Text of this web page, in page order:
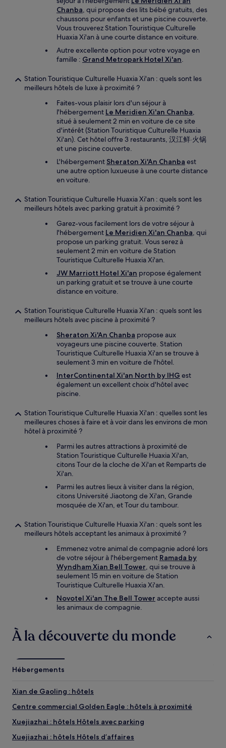
Chanba, qui propose des lits bébé gratuits, des
chaussons pour enfants et une piscine couverte.
Vous trouverez Station Touristique Culturelle
Huaxia Xi'an à une courte distance en voiture.
Autre excellente option pour votre voyage en
famille : Grand Metropark Hotel Xi'an.
Station Touristique Culturelle Huaxia Xi'an : quels sont les
meilleurs hôtels de luxe à proximité ?
Faites-vous plaisir lors d'un séjour à
l'hébergement Le Meridien Xi'an Chanba,
situé à seulement 2 min en voiture de ce site
d'intérêt (Station Touristique Culturelle Huaxia
Xi'an). Cet hôtel offre 3 restaurants, 汉江鲜·火锅
et une piscine couverte.
L'hébergement Sheraton Xi'An Chanba est
une autre option luxueuse à une courte distance
en voiture.
Station Touristique Culturelle Huaxia Xi'an : quels sont les
meilleurs hôtels avec parking gratuit à proximité ?
Garez-vous facilement lors de votre séjour à
l'hébergement Le Meridien Xi'an Chanba, qui
propose un parking gratuit. Vous serez à
seulement 2 min en voiture de Station
Touristique Culturelle Huaxia Xi'an.
JW Marriott Hotel Xi'an propose également
un parking gratuit et se trouve à une courte
distance en voiture.
Station Touristique Culturelle Huaxia Xi'an : quels sont les
meilleurs hôtels avec piscine à proximité ?
Sheraton Xi'An Chanba propose aux
voyageurs une piscine couverte. Station
Touristique Culturelle Huaxia Xi'an se trouve à
seulement 3 min en voiture de l'hôtel.
InterContinental Xi'an North by IHG est
également un excellent choix d'hôtel avec
piscine.
Station Touristique Culturelle Huaxia Xi'an : quelles sont les
meilleures choses à faire et à voir dans les environs de mon
hôtel à proximité ?
Parmi les autres attractions à proximité de
Station Touristique Culturelle Huaxia Xi'an,
citons Tour de la cloche de Xi'an et Remparts de
Xi'an.
Parmi les autres lieux à visiter dans la région,
citons Université Jiaotong de Xi'an, Grande
mosquée de Xi'an, et Tour du tambour.
Station Touristique Culturelle Huaxia Xi'an : quels sont les
meilleurs hôtels acceptant les animaux à proximité ?
Emmenez votre animal de compagnie adoré lors
de votre séjour à l'hébergement Ramada by
Wyndham Xian Bell Tower, qui se trouve à
seulement 15 min en voiture de Station
Touristique Culturelle Huaxia Xi'an.
Novotel Xi'an The Bell Tower accepte aussi
les animaux de compagnie.
À la découverte du monde
Hébergements
Xian de Gaoling : hôtels
Centre commercial Golden Eagle : hôtels à proximité
Xuejiazhai : hôtels Hôtels avec parking
Xuejiazhai : hôtels Hôtels d’affaires